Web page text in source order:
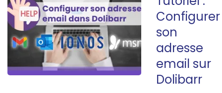
Configurer
son
adresse
email sur
Dolibarr